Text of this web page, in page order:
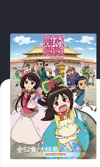
全52集/大结局